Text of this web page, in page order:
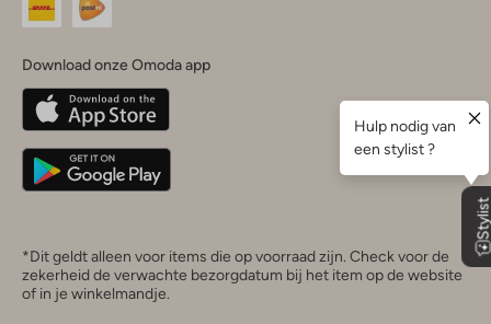
Nederland
Belgique(Français)
Deutschland
Download onze Omoda app
*Dit geldt alleen voor items die op voorraad zijn. Check voor de
zekerheid de verwachte bezorgdatum bij het item op de website
of in je winkelmandje.